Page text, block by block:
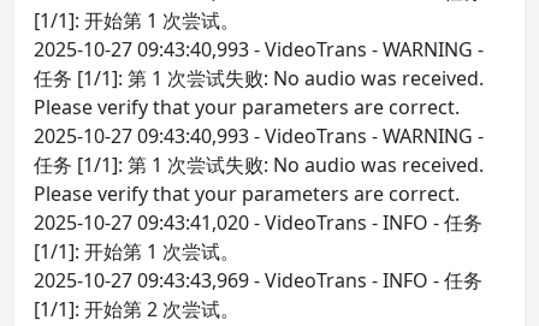
[1/1]: 开始第 1 次尝试。
2025-10-27 09:43:40,993 - VideoTrans - WARNING -
任务 [1/1]: 第 1 次尝试失败: No audio was received.
Please verify that your parameters are correct.
2025-10-27 09:43:40,993 - VideoTrans - WARNING -
任务 [1/1]: 第 1 次尝试失败: No audio was received.
Please verify that your parameters are correct.
2025-10-27 09:43:41,020 - VideoTrans - INFO - 任务
[1/1]: 开始第 1 次尝试。
2025-10-27 09:43:43,969 - VideoTrans - INFO - 任务
[1/1]: 开始第 2 次尝试。